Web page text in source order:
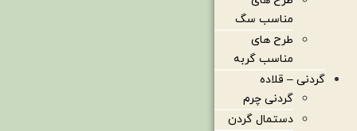
مناسب سگ
طرح های
مناسب گربه
گردنی – قلاده
گردنی چرم
دستمال گردن